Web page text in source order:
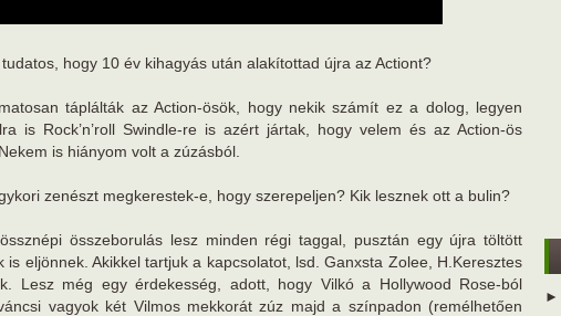
hogy 10 év kihagyás után alakítottad újra az Actiont?
táplálták az Action-ösök, hogy nekik számít ez a dolog, legyen
is Rock’n’roll Swindle-re is azért jártak, hogy velem és az Action-ös
is hiányom volt a zúzásból.
zenészt megkerestek-e, hogy szerepeljen? Kik lesznek ott a bulin?
összeborulás lesz minden régi taggal, pusztán egy újra töltött
is eljönnek. Akikkel tartjuk a kapcsolatot, lsd. Ganxsta Zolee, H.Keresztes
Lesz még egy érdekesség, adott, hogy Vilkó a Hollywood Rose-ból
vagyok két Vilmos mekkorát zúz majd a színpadon (remélhetően
►